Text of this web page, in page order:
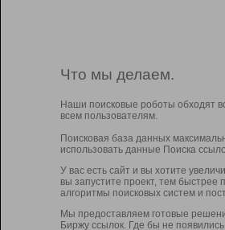
Что мы делаем.
Наши поисковые роботы обходят
всем пользователям.
Поисковая база данных
использовать данные Поиска
У вас есть сайт и вы хотите
вы запустите проект, тем
алгоритмы поисковых систем и
Мы предоставляем готовые
Биржу ссылок. Где бы не